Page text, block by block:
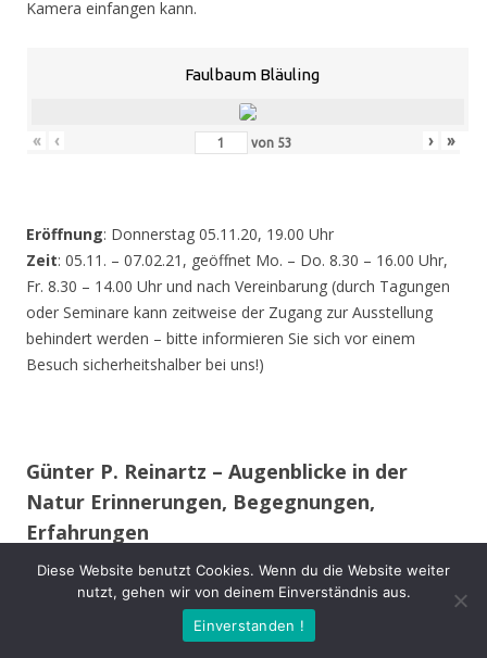
Kamera einfangen kann.
Faulbaum Bläuling
« ‹ von 53 › »
Eröffnung: Donnerstag 05.11.20, 19.00 Uhr
Zeit: 05.11. – 07.02.21, geöffnet Mo. – Do. 8.30 – 16.00 Uhr,
Fr. 8.30 – 14.00 Uhr und nach Vereinbarung (durch Tagungen
oder Seminare kann zeitweise der Zugang zur Ausstellung
behindert werden – bitte informieren Sie sich vor einem
Besuch sicherheitshalber bei uns!)
Günter P. Reinartz – Augenblicke in der
Natur Erinnerungen, Begegnungen,
Erfahrungen
Im 15. Lebensjahr erwarb ich meine erste Spiegelreflex-
Kamera. Auch während des Studiums und im späteren
Berufsleben begleitete mich meist eine Kamera.
Diese Website benutzt Cookies. Wenn du die Website weiter
nutzt, gehen wir von deinem Einverständnis aus.
Einverstanden !